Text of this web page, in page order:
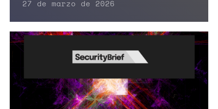
27 de marzo de 2026